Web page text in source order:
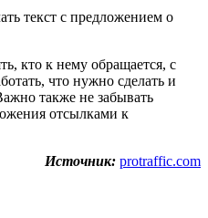
текст с предложением о
кто к нему обращается, с
что нужно сделать и
также не забывать
отсылками к
Источник: protraffic.com